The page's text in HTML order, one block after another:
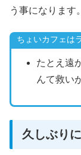
う事になります
ちょいカフェは
たとえ遠
んて救い
久しぶり